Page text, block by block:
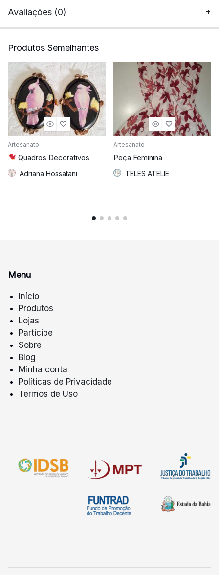
Avaliações (0)
Produtos Semelhantes
Artesanato
Quadros Decorativos
Adriana Hossatani
Artesanato
Peça Feminina
TELES ATELIE
Menu
Início
Produtos
Lojas
Participe
Sobre
Blog
Minha conta
Políticas de Privacidade
Termos de Uso